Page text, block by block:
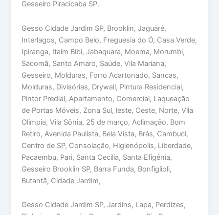
Gesseiro Piracicaba SP.
Gesso Cidade Jardim SP, Brooklin, Jaguaré,
Interlagos, Campo Belo, Freguesia do Ó, Casa Verde,
Ipiranga, Itaim Bibi, Jabaquara, Moema, Morumbi,
Sacomã, Santo Amaro, Saúde, Vila Mariana,
Gesseiro, Molduras, Forro Acartonado, Sancas,
Molduras, Divisórias, Drywall, Pintura Residencial,
Pintor Predial, Apartamento, Comercial, Laqueação
de Portas Móveis, Zona Sul, leste, Oeste, Norte, Vila
Olimpia, Vila Sônia, 25 de março, Aclimação, Bom
Retiro, Avenida Paulista, Bela Vista, Brás, Cambuci,
Centro de SP, Consolação, Higienópolis, Liberdade,
Pacaembu, Pari, Santa Cecilia, Santa Efigênia,
Gesseiro Brooklin SP, Barra Funda, Bonfiglioli,
Butantã, Cidade Jardim,
Gesso Cidade Jardim SP, Jardins, Lapa, Perdizes,